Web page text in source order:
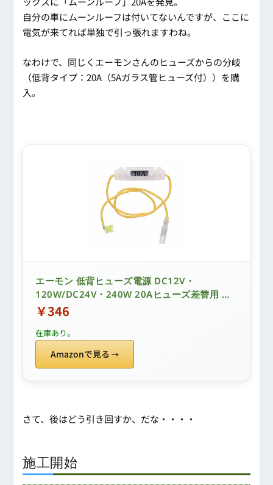
自分の車にムーンルーフは付いてないんですが、ここに
電気が来てれば単独で引っ張れますわね。
なわけで、同じくエーモンさんのヒューズからの分岐
（低背タイプ：20A（5Aガラス管ヒューズ付））を購
入。
エーモン 低背ヒューズ電源 DC12V・
120W/DC24V・240W 20Aヒューズ差替用 ヒ
ューズボックスから電源が取り出せる E579
￥346
在庫あり。
Amazonで見る
さて、後はどう引き回すか、だな・・・・
施工開始